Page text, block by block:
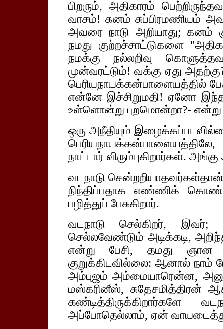
பிறரும், அதிகாரம்
வாசம்! கனம் சுப்பிரமணியம்
அவரை நாடு அறியாது; கனம்
நமது குற்றச்சாட்டுகளை
நமக்கு நல்லறிவு
முன்வரட்டும்! வக்கு ஏது
பெரியநாயக்கன்பாளையத்தில்
என்னே இச்சிறுமதி! ஏனோ
உள்ளொன்று புறமொன்றா?- என்று
ஒரு அநீதியும்
நாட்டார் விரும்புகிறார்கள்.
வடநாடு
நிந்திப்பதாக எண்ணிக்
பழித்துப் பேசுகிறார்.
வடநாடு செல்கிறர், இவர்;
செல்லவேண்டும் அடிக்கடி,
என்று பேசி, தமது ஞான
குறுக்கிடவில்லை: ஆனால்
அம்புஜம் அம்மையாரென்ன,
மஸ்கரினீஸ், சுதேசமித்திரன்
அப்போதெல்லாம், ஏன்